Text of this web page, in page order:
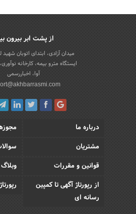
از پشت ابر بیرون
میدان آزادی، ابتدای اتوبان
ایستگاه مترو بیمه، کارخانه
آوا، اخباررسمی
درباره ما
مشتریان
قوانین و مقررات
وبلاگ
از رپورتاژ آگهی تا کمپین
رسانه ای